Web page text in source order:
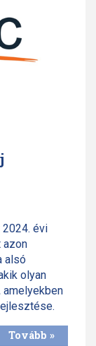
2024. évi
azon
alsó
olyan
amelyekben
Tovább »